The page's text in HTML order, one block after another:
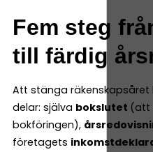
Fem steg
till färdig
Att stänga
delar: själva bokslutet (att
bokföringen),
företagets